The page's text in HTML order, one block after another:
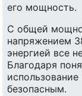
его мощность.
С общей
напряжением
энергией все
Благодаря
безопасным.